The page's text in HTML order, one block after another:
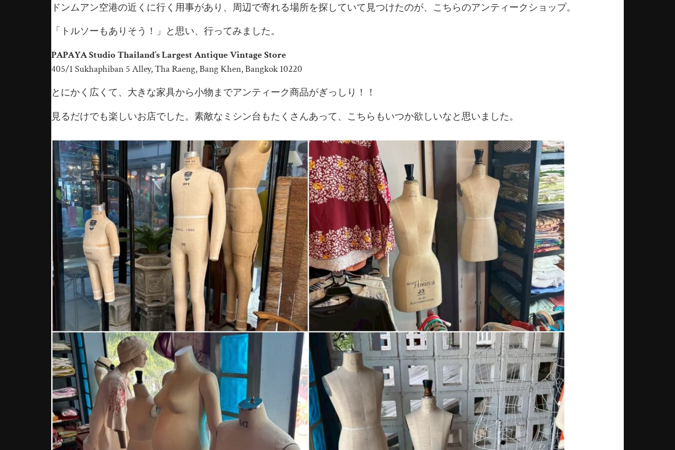
ドンムアン空港の近くに行く用事があり、周辺で寄れる場所を探していて見つけたのが、こちらのアンティークショップ。
「トルソーもありそう！」と思い、行ってみました。
PAPAYA Studio Thailand’s Largest Antique Vintage Store
405/1 Sukhaphiban 5 Alley, Tha Raeng, Bang Khen, Bangkok 10220
とにかく広くて、大きな家具から小物までアンティーク商品がぎっしり！！
見るだけでも楽しいお店でした。素敵なミシン台もたくさんあって、こちらもいつか欲しいなと思いました。